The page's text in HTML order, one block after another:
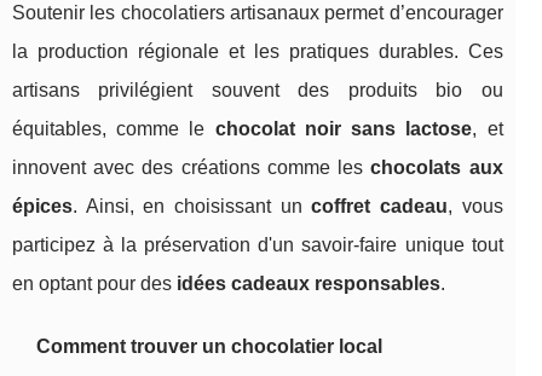
Soutenir les chocolatiers artisanaux permet d’encourager
la production régionale et les pratiques durables. Ces
artisans privilégient souvent des produits bio ou
équitables, comme le chocolat noir sans lactose, et
innovent avec des créations comme leschocolats aux
épices. Ainsi, en choisissant uncoffret cadeau, vous
participez à la préservation d'un savoir-faire unique tout
en optant pour des idées cadeaux responsables.
Comment trouver un chocolatier local